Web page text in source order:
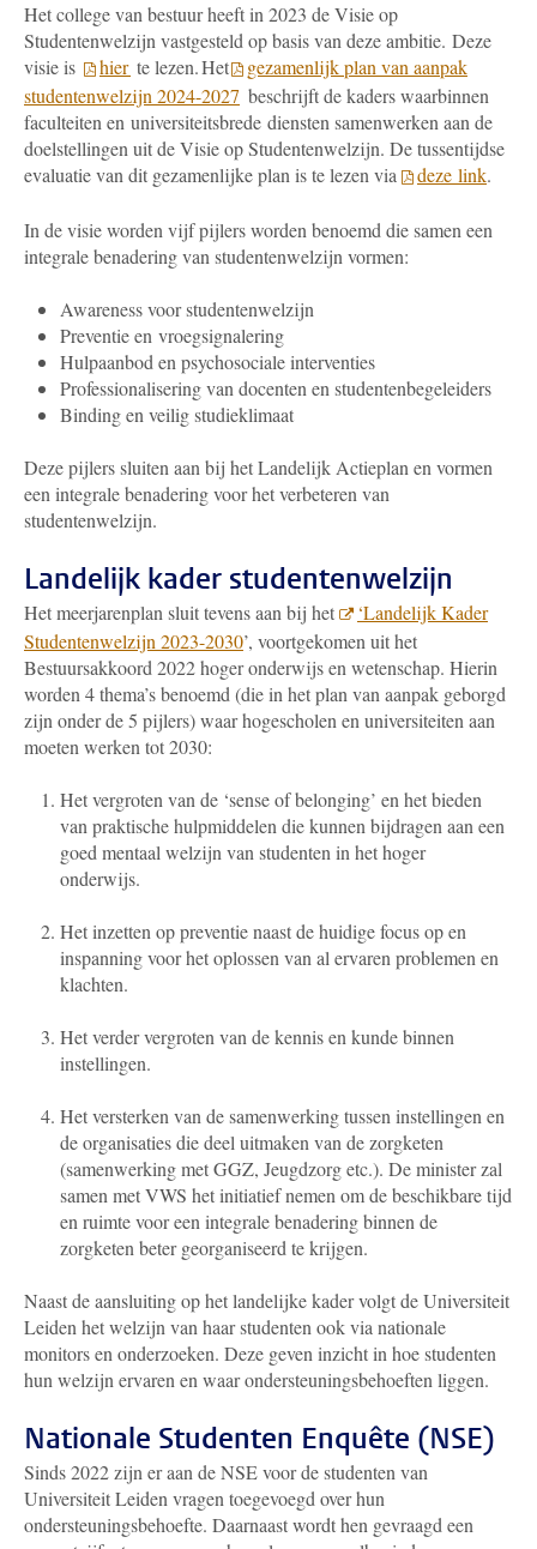
Het college van bestuur heeft in 2023 de Visie op
Studentenwelzijn vastgesteld op basis van deze ambitie. Deze
visie is
hier te lezen. Het
gezamenlijk plan van aanpak
studentenwelzijn 2024-2027 beschrijft de kaders waarbinnen
faculteiten en universiteitsbrede diensten samenwerken aan de
doelstellingen uit de Visie op Studentenwelzijn. De tussentijdse
evaluatie van dit gezamenlijke plan is te lezen via
deze link.
In de visie worden vijf pijlers worden benoemd die samen een
integrale benadering van studentenwelzijn vormen:
Awareness voor studentenwelzijn
Preventie en vroegsignalering
Hulpaanbod en psychosociale interventies
Professionalisering van docenten en studentenbegeleiders
Binding en veilig studieklimaat
Deze pijlers sluiten aan bij het Landelijk Actieplan en vormen
een integrale benadering voor het verbeteren van
studentenwelzijn.
Landelijk kader studentenwelzijn
Het meerjarenplan sluit tevens aan bij het
‘Landelijk Kader
Studentenwelzijn 2023-2030’, voortgekomen uit het
Bestuursakkoord 2022 hoger onderwijs en wetenschap. Hierin
worden 4 thema’s benoemd (die in het plan van aanpak geborgd
zijn onder de 5 pijlers) waar hogescholen en universiteiten aan
moeten werken tot 2030:
Het vergroten van de ‘sense of belonging’ en het bieden
van praktische hulpmiddelen die kunnen bijdragen aan een
goed mentaal welzijn van studenten in het hoger
onderwijs.
Het inzetten op preventie naast de huidige focus op en
inspanning voor het oplossen van al ervaren problemen en
klachten.
Het verder vergroten van de kennis en kunde binnen
instellingen.
Het versterken van de samenwerking tussen instellingen en
de organisaties die deel uitmaken van de zorgketen
(samenwerking met GGZ, Jeugdzorg etc.). De minister zal
samen met VWS het initiatief nemen om de beschikbare tijd
en ruimte voor een integrale benadering binnen de
zorgketen beter georganiseerd te krijgen.
Naast de aansluiting op het landelijke kader volgt de Universiteit
Leiden het welzijn van haar studenten ook via nationale
monitors en onderzoeken. Deze geven inzicht in hoe studenten
hun welzijn ervaren en waar ondersteuningsbehoeften liggen.
Nationale Studenten Enquête (NSE)
Sinds 2022 zijn er aan de NSE voor de studenten van
Universiteit Leiden vragen toegevoegd over hun
ondersteuningsbehoefte. Daarnaast wordt hen gevraagd een